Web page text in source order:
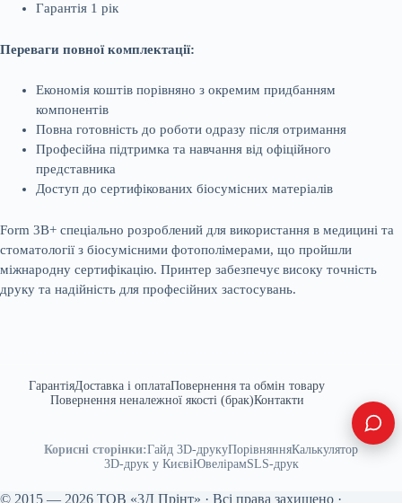
Гарантія 1 рік
Переваги повної комплектації:
Економія коштів порівняно з окремим придбанням
компонентів
Повна готовність до роботи одразу після отримання
Професійна підтримка та навчання від офіційного
представника
Доступ до сертифікованих біосумісних матеріалів
Form 3B+ спеціально розроблений для використання в медицині та
стоматології з біосумісними фотополімерами, що пройшли
міжнародну сертифікацію. Принтер забезпечує високу точність
друку та надійність для професійних застосувань.
ГарантіяДоставка і оплатаПовернення та обмін товару
Повернення неналежної якості (брак)Контакти
Корисні сторінки:Гайд 3D-друкуПорівнянняКалькулятор
3D-друк у КиєвіЮвелірамSLS-друк
© 2015 — 2026 ТОВ «3Д Прінт» · Всі права захищено ·